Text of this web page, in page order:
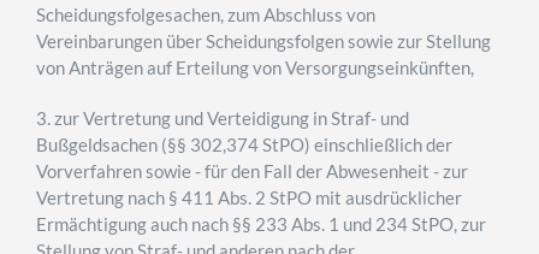
Scheidungsfolgesachen, zum Abschluss von
Vereinbarungen über Scheidungsfolgen sowie zur Stellung
von Anträgen auf Erteilung von Versorgungseinkünften,
3. zur Vertretung und Verteidigung in Straf- und
Bußgeldsachen (§§ 302,374 StPO) einschließlich der
Vorverfahren sowie - für den Fall der Abwesenheit - zur
Vertretung nach § 411 Abs. 2 StPO mit ausdrücklicher
Ermächtigung auch nach §§ 233 Abs. 1 und 234 StPO, zur